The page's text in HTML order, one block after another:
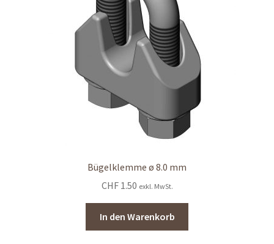
Bügelklemme ø 8.0 mm
CHF1.50 exkl. MwSt.
In den Warenkorb